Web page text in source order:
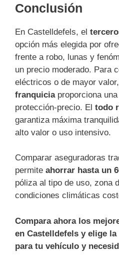
Conclusión
En Castelldefels, el
opción más elegida por
frente a robo, lunas y
un precio moderado. Para
eléctricos o de mayor
franquiciaproporciona
protección-precio. El todo
garantiza máxima
alto valor o uso intensivo.
Comparar aseguradoras
permite ahorrar hasta un
póliza al tipo de uso, zona
condiciones climáticas
Compara ahora los
en Castelldefels y elige
para tu vehículo y